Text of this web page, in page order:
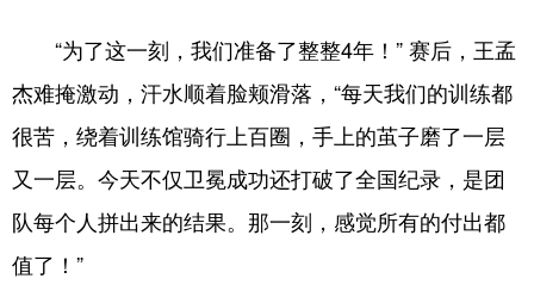
“为了这一刻，我们准备了整整4年！” 赛后，王孟
杰难掩激动，汗水顺着脸颊滑落，“每天我们的训练都
很苦，绕着训练馆骑行上百圈，手上的茧子磨了一层
又一层。今天不仅卫冕成功还打破了全国纪录，是团
队每个人拼出来的结果。那一刻，感觉所有的付出都
值了！”